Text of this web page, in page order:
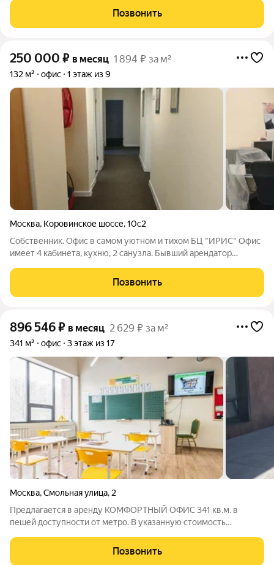
Стадион. Планировка: открытая. Состояние помещения: с
ремонтом. Провайдеры: телефония,
Позвонить
250 000 ₽ в месяц 1 894 ₽ за м²
132 м² офис 1 этаж из 9
Москва, Коровинское шоссе,10с2
Собственник. Офис в самом уютном и тихом БЦ "ИРИС" Офис
имеет 4 кабинета, кухню, 2 санузла. Бывший арендатор
Позвонить
896 546₽ в месяц 2 629 ₽ за м²
341 м² офис 3 этаж из 17
Москва,Смольная улица, 2
Предлагается в аренду КОМФОРТНЫЙ ОФИС 341 кв.м. в
пешей доступности от метро. В указанную стоимость
удобное для вас время по предварительной договоренности.
Прямой договор с СОБСТВЕННИКОМ. Комиссии
Позвонить